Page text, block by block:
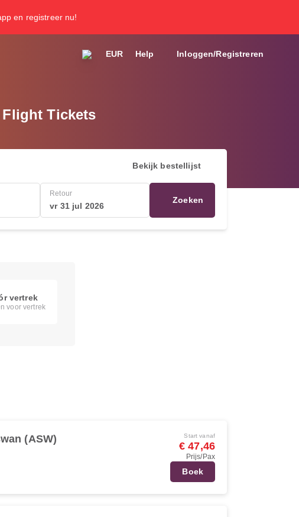
en registreer nu!
EUR Help Inloggen/Registreren
Flight Tickets
Bekijk bestellijst
Retour
vr 31 jul 2026
Zoeken
vertrek
voor vertrek
(ASW) Start vanaf
€ 47,46
Prijs/Pax
Boek